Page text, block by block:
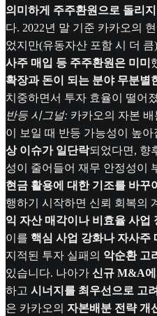
의미하게 주주환원으로 돌리
다. 2022년 말 기준 카카오의
었지만(유동자산 포함 시 더 큼
사주 매입 등 주주환원은 미미
확장과 돈이 되는 분야 무분별
치중하면서 투자 효율이 떨어
반등 시그널: 카카오의 자본 배
이 보일 때 반등 가능성이 높아
상 이슈가 일단락되었다면, 향
성이 줄어들어 재무 안정성이
현금 활용에 대한 기조를 바꾸
행하기 시작하면 신뢰 회복의
익 자산 매각이나 비효율 사업
이를 핵심 사업 강화나 자사주
지적된 투자 실패의 악순환 고
있습니다. 나아가 신규 M&A에
하고 시너지를 최우선으로 고려
은 카카오의 자본배분 전략 개